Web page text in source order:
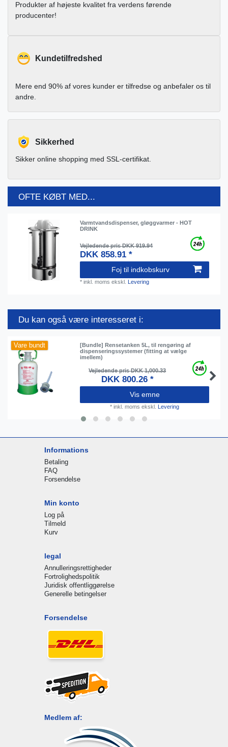
Produkter af højeste kvalitet fra verdens førende
producenter!
Kundetilfredshed
Mere end 90% af vores kunder er tilfredse og anbefaler os til
andre.
Sikkerhed
Sikker online shopping med SSL-certifikat.
OFTE KØBT MED...
Varmtvandsdispenser, gløggvarmer - HOT
DRINK
Vejledende pris DKK 919.94
DKK 858.91 *
Foj til indkobskurv
*inkl. moms ekskl. Levering
Du kan også være interesseret i:
Vare bundt
[Bundle] Rensetanken 5L, til rengøring af
dispenseringssystemer (fitting at vælge
imellem)
Vejledende pris DKK 1,000.33
DKK 800.26 *
Vis emne
* inkl. moms ekskl. Levering
Informations
Betaling
FAQ
Forsendelse
Min konto
Log på
Tilmeld
Kurv
legal
Annulleringsrettigheder
Fortrolighedspolitik
Juridisk offentliggørelse
Generelle betingelser
Forsendelse
Medlem af: